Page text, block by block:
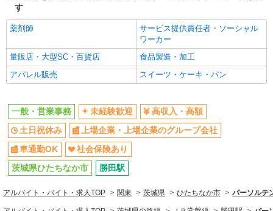
同じ特徴から求人を探す
未経験歓迎
土日祝休み
社
車通勤OK
社会保険あり
す
薬剤師
サービス提供責任者・ソーシャル
ワーカー
量販店・大型SC・百貨店
食品製造・加工
アパレル販売
スイーツ・ケーキ・パン
一般・営業事務 未経験歓迎
高収入・高額
土日祝休み
上場企業・上場企業のグループ会社
車通勤OK
社会保険あり
茨城県ひたちなか市
勝田駅
アルバイト・バイト・求人TOP 関東 茨城県 ひたちなか市 パーソルテ